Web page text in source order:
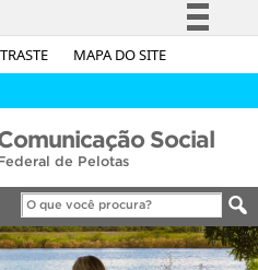
MAPA DO SITE
Simplifique!
Acesso à informação
Legislação
Canais
Social
de Pelotas